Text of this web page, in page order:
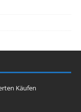
Käufen